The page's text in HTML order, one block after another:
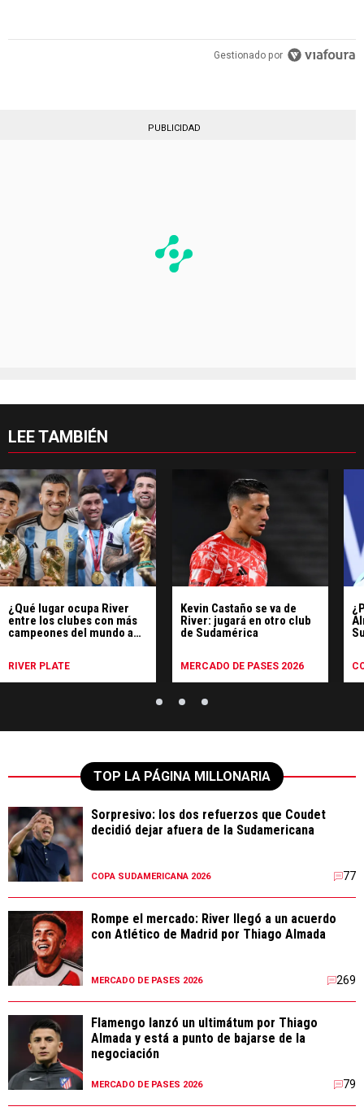
Gestionado por
PUBLICIDAD
LEE TAMBIÉN
¿Qué lugar ocupa River
entre los clubes con más
campeones del mundo a
RIVER PLATE
Kevin Castaño se va de
River: jugará en otro club
de Sudamérica
MERCADO DE PASES 2026
TOP LA PÁGINA MILLONARIA
Sorpresivo: los dos refuerzos que Coudet
decidió dejar afuera de la Sudamericana
COPA SUDAMERICANA 2026 77
Rompe el mercado: River llegó a un acuerdo
con Atlético de Madrid por Thiago Almada
MERCADO DE PASES 2026 269
Flamengo lanzó un ultimátum por Thiago
Almada y está a punto de bajarse de la
negociación
MERCADO DE PASES 2026 79